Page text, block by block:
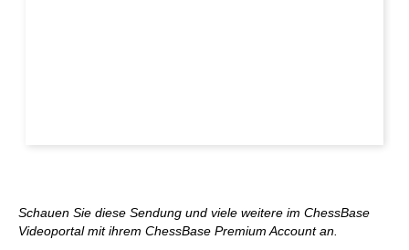
Schauen Sie diese Sendung und viele weitere im ChessBase
Videoportal mit ihrem ChessBase Premium Account an.